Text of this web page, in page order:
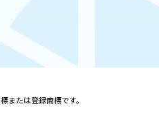
または登録商標です。